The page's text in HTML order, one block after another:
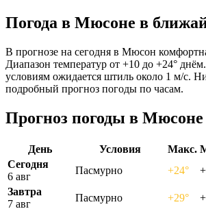
Погода в Мюсоне в
В прогнозе на сегодня в Мюсон
Диапазон температур от +10 до +24°
условиям ожидается штиль около 1 м/с.
подробный прогноз погоды по часам.
Прогноз погоды в Мюсоне
День Условия Макс.
Сегодня
6 авг
Пасмурно +24°
Завтра
7 авг
Пасмурно +29°